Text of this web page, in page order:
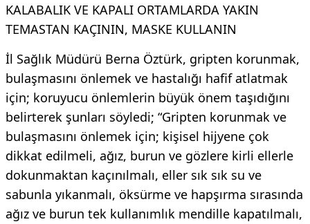
KALABALIK VE KAPALI ORTAMLARDA YAKIN
TEMASTAN KAÇININ, MASKE KULLANIN
İl Sağlık Müdürü Berna Öztürk, gripten korunmak,
bulaşmasını önlemek ve hastalığı hafif atlatmak
için; koruyucu önlemlerin büyük önem taşıdığını
belirterek şunları söyledi; “Gripten korunmak ve
bulaşmasını önlemek için; kişisel hijyene çok
dikkat edilmeli, ağız, burun ve gözlere kirli ellerle
dokunmaktan kaçınılmalı, eller sık sık su ve
sabunla yıkanmalı, öksürme ve hapşırma sırasında
ağız ve burun tek kullanımlık mendille kapatılmalı,